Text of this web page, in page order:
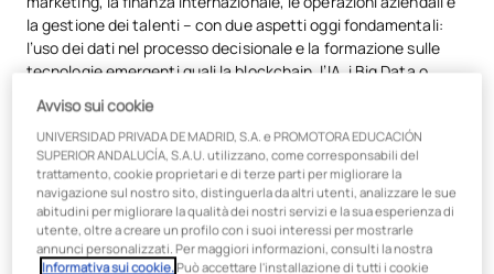
la gestione dei talenti – con due aspetti oggi fondamentali:
l’uso dei dati nel processo decisionale e la formazione sulle
tecnologie emergenti quali la blockchain, l’IA, i Big Data o
l’Industria 4.0… per portare il tuo profilo professionale a un
livello superiore.
Solida formazione in economia aziendale e gestione
strategica
Approccio Data Driven e certificazione IBM in analisi
avanzata
700 ore di formazione sulle tecnologie emergenti e sul loro
Avviso sui cookie
UNIVERSIDAD PRIVADA DE MADRID, S.A. e PROMOTORA EDUCACIÓN
SUPERIOR ANDALUCÍA, S.A.U. utilizzano, come corresponsabili del
trattamento, cookie proprietari e di terze parti per migliorare la
navigazione sul nostro sito, distinguerla da altri utenti, analizzare le sue
abitudini per migliorare la qualità dei nostri servizi e la sua esperienza di
utente, oltre a creare un profilo con i suoi interessi per mostrarle
annunci personalizzati. Per maggiori informazioni, consulti la nostra
Informativa sui cookie.Può accettare l'installazione di tutti i cookie